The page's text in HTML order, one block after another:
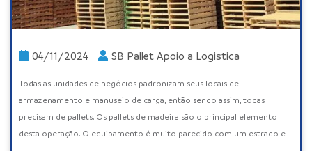
04/11/2024 SB Pallet Apoio a Logistica
Todas as unidades de negócios padronizam seus locais de
armazenamento e manuseio de carga, então sendo assim, todas
precisam de pallets. Os pallets de madeira são o principal elemento
desta operação. O equipamento é muito parecido com um estrado e